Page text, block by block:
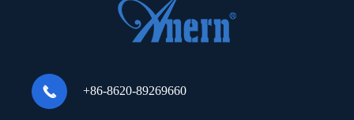
 +86-8620-89269660